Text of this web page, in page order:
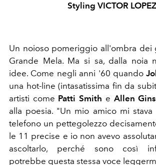
Styling VICTOR LOPEZ
Un noioso pomeriggio all'ombra dei
Grande Mela. Ma si sa, dalla noia
idee. Come negli anni '60 quando
una hot-line (intasatissima fin da
artisti come Patti Smith e Allen
alla poesia. "Un mio amico mi stava
telefono un pettegolezzo
le 11 precise e io non avevo
ascoltarlo, perché sono così
potrebbe questa stessa voce